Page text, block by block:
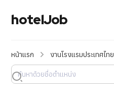
hotelJob
หน้าแรก งานโรงแรมประเทศไทย